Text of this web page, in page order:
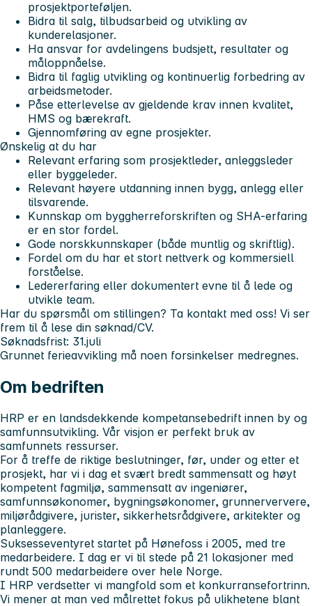
prosjektporteføljen.
Bidra til salg, tilbudsarbeid og utvikling av
kunderelasjoner.
Ha ansvar for avdelingens budsjett, resultater og
måloppnåelse.
Bidra til faglig utvikling og kontinuerlig forbedring av
arbeidsmetoder.
Påse etterlevelse av gjeldende krav innen kvalitet,
HMS og bærekraft.
Gjennomføring av egne prosjekter.
Ønskelig at du har
Relevant erfaring som prosjektleder, anleggsleder
eller byggeleder.
Relevant høyere utdanning innen bygg, anlegg eller
tilsvarende.
Kunnskap om byggherreforskriften og SHA-erfaring
er en stor fordel.
Gode norskkunnskaper (både muntlig og skriftlig).
Fordel om du har et stort nettverk og kommersiell
forståelse.
Ledererfaring eller dokumentert evne til å lede og
utvikle team.
Har du spørsmål om stillingen? Ta kontakt med oss! Vi ser
frem til å lese din søknad/CV.
Søknadsfrist: 31.juli
Grunnet ferieavvikling må noen forsinkelser medregnes.
Om bedriften
HRP er en landsdekkende kompetansebedrift innen by og
samfunnsutvikling. Vår visjon er perfekt bruk av
samfunnets ressurser.
For å treffe de riktige beslutninger, før, under og etter et
prosjekt, har vi i dag et svært bredt sammensatt og høyt
kompetent fagmiljø, sammensatt av ingeniører,
samfunnsøkonomer, bygningsøkonomer, grunnerververe,
miljørådgivere, jurister, sikkerhetsrådgivere, arkitekter og
planleggere.
Suksesseventyret startet på Hønefoss i 2005, med tre
medarbeidere. I dag er vi til stede på 21 lokasjoner med
rundt 500 medarbeidere over hele Norge.
I HRP verdsetter vi mangfold som et konkurransefortrinn.
Vi mener at man ved målrettet fokus på ulikhetene blant